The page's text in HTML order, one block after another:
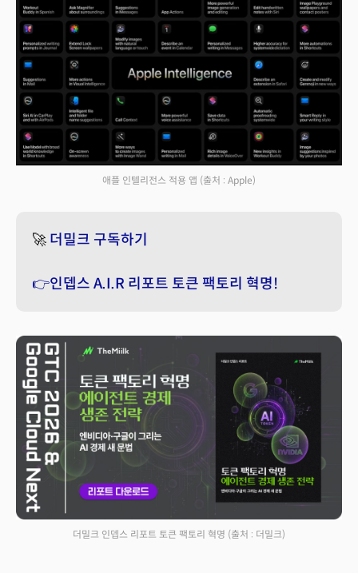
애플 인텔리전스 적용 앱 (출처 : Apple)
🚀 더밀크 구독하기
👉인뎁스 A.I.R 리포트 토큰 팩토리 혁명!
더밀크 인뎁스 리포트 토큰 팩토리 혁명 (출처 : 더밀크)